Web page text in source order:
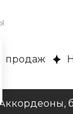
продаж